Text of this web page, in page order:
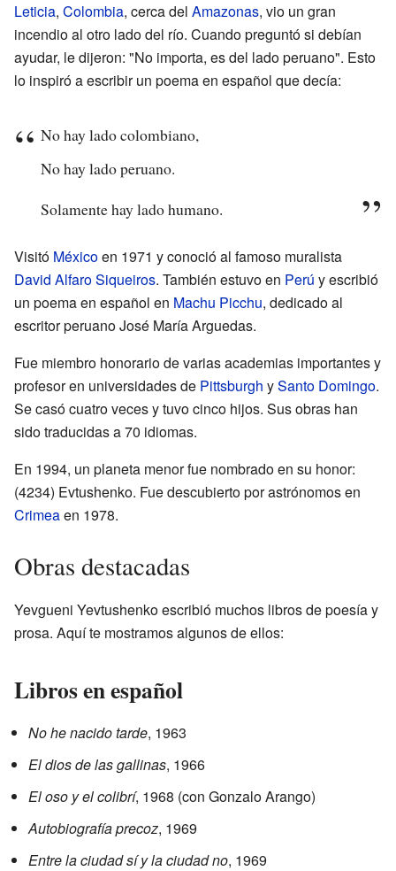
Leticia, Colombia, cerca del Amazonas, vio un gran
incendio al otro lado del río. Cuando preguntó si debían
ayudar, le dijeron: "No importa, es del lado peruano". Esto
lo inspiró a escribir un poema en español que decía:
No hay lado colombiano,
No hay lado peruano.
Solamente hay lado humano.
Visitó Méxicoen 1971 y conoció al famoso muralista
David Alfaro Siqueiros. También estuvo en Perú y escribió
un poema en español en Machu Picchu, dedicado al
escritor peruano José María Arguedas.
Fue miembro honorario de varias academias importantes y
profesor en universidades de Pittsburgh ySanto Domingo.
Se casó cuatro veces y tuvo cinco hijos. Sus obras han
sido traducidas a 70 idiomas.
En 1994, un planeta menor fue nombrado en su honor:
(4234) Evtushenko. Fue descubierto por astrónomos en
Crimeaen 1978.
Obras destacadas
Yevgueni Yevtushenko escribió muchos libros de poesía y
prosa. Aquí te mostramos algunos de ellos:
Libros en español
No he nacido tarde, 1963
El dios de las gallinas, 1966
El oso y el colibrí, 1968 (con Gonzalo Arango)
Autobiografía precoz, 1969
Entre la ciudad sí y la ciudad no, 1969